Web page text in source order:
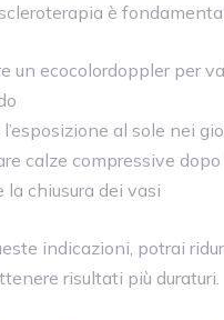
è
un ecocolordoppler per
al sole nei
calze compressive
la chiusura dei vasi
indicazioni, potrai
risultati più duraturi.